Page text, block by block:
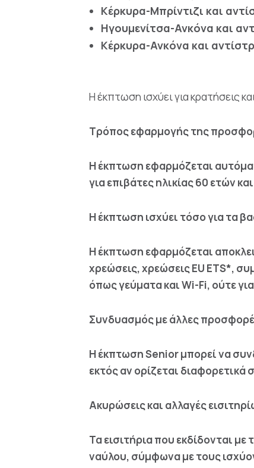
Κέρκυρα-Μπρίντιζι και
Ηγουμενίτσα-Ανκόνα και
Κέρκυρα-Ανκόνα και
Η έκπτωση ισχύει για κρατήσεις
Τρόπος εφαρμογής της
Η έκπτωση εφαρμόζεται
για επιβάτες ηλικίας 60 ετών
Η έκπτωση ισχύει τόσο για τα
Η έκπτωση εφαρμόζεται
χρεώσεις, χρεώσεις EU ETS*,
όπως γεύματα και Wi-Fi, ούτε
Συνδυασμός με άλλες
Η έκπτωση Senior μπορεί να
εκτός αν ορίζεται
Ακυρώσεις και αλλαγές
Τα εισιτήρια που εκδίδονται
ναύλου, σύμφωνα με τους